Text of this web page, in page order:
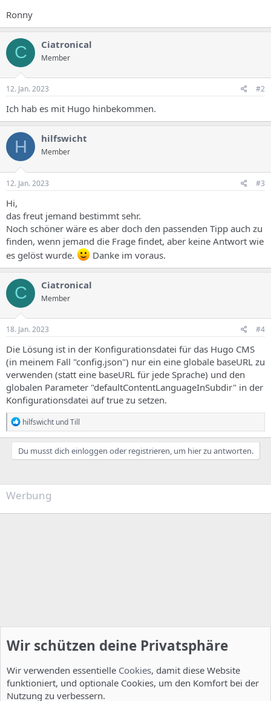
Ronny
C Ciatronical
Member
12. Jan. 2023 #2
Ich hab es mit Hugo hinbekommen.
H hilfswicht
Member
12. Jan. 2023 #3
Hi,
das freut jemand bestimmt sehr.
Noch schöner wäre es aber doch den passenden Tipp auch zu
finden, wenn jemand die Frage findet, aber keine Antwort wie
es gelöst wurde.
Danke im voraus.
C Ciatronical
Member
18. Jan. 2023 #4
Die Lösung ist in der Konfigurationsdatei für das Hugo CMS
(in meinem Fall "config.json") nur ein eine globale baseURL zu
verwenden (statt eine baseURL für jede Sprache) und den
globalen Parameter "defaultContentLanguageInSubdir" in der
Konfigurationsdatei auf true zu setzen.
R
e
a
k
t
e
hilfswicht undTill
Du musst dich einloggen oder registrieren, um hier zu antworten.
Werbung
Wir schützen deine Privatsphäre
Wir verwenden essentielle Cookies, damit diese Website
funktioniert, und optionale Cookies, um den Komfort bei der
Nutzung zu verbessern.